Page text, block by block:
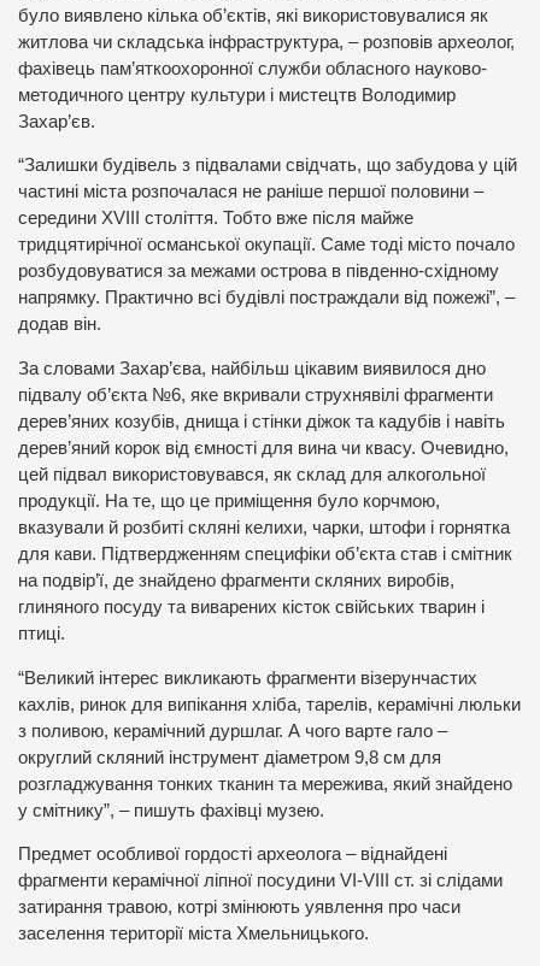
було виявлено кілька об’єктів, які використовувалися як
житлова чи складська інфраструктура, – розповів археолог,
фахівець пам’яткоохоронної служби обласного науково-
методичного центру культури і мистецтв Володимир
Захар’єв.
“Залишки будівель з підвалами свідчать, що забудова у цій
частині міста розпочалася не раніше першої половини –
середини XVIII століття. Тобто вже після майже
тридцятирічної османської окупації. Саме тоді місто почало
розбудовуватися за межами острова в південно-східному
напрямку. Практично всі будівлі постраждали від пожежі”, –
додав він.
За словами Захар’єва, найбільш цікавим виявилося дно
підвалу об’єкта №6, яке вкривали струхнявілі фрагменти
дерев’яних козубів, днища і стінки діжок та кадубів і навіть
дерев’яний корок від ємності для вина чи квасу. Очевидно,
цей підвал використовувався, як склад для алкогольної
продукції. На те, що це приміщення було корчмою,
вказували й розбиті скляні келихи, чарки, штофи і горнятка
для кави. Підтвердженням специфіки об’єкта став і смітник
на подвір’ї, де знайдено фрагменти скляних виробів,
глиняного посуду та виварених кісток свійських тварин і
птиці.
“Великий інтерес викликають фрагменти візерунчастих
кахлів, ринок для випікання хліба, тарелів, керамічні люльки
з поливою, керамічний дуршлаг. А чого варте гало –
округлий скляний інструмент діаметром 9,8 см для
розгладжування тонких тканин та мережива, який знайдено
у смітнику”, – пишуть фахівці музею.
Предмет особливої гордості археолога – віднайдені
фрагменти керамічної ліпної посудини VI-VIII ст. зі слідами
затирання травою, котрі змінюють уявлення про часи
заселення території міста Хмельницького.